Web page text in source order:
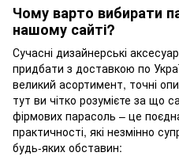
Чому варто вибирати
нашому сайті?
Сучасні дизайнерські
придбати з доставкою по
великий асортимент, точні
тут ви чітко розумієте за що
фірмових парасоль – це
практичності, які незмінно
будь-яких обставин: